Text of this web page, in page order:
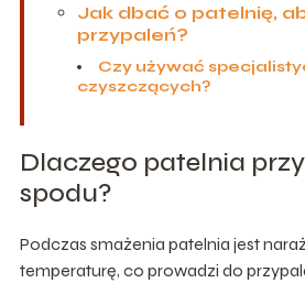
Jak dbać o patelnię,
przypaleń?
Czy używać
czyszczących?
Dlaczego patelnia
spodu?
Podczas smażenia patelnia jest
temperaturę, co prowadzi do